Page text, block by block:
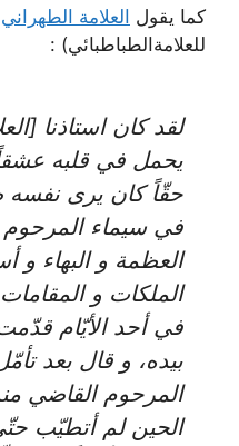
كما يقول العلامة الطهراني
للعلامةالطباطبائي) :
لقد كان استاذنا
يحمل في قلبه
حقّاً كان يرى نفسه
في سيماء المرحوم
العظمة و البهاء و
الملكات و
في أحد الأيّام
بيده، و قال بعد
المرحوم القاضي
الحين لم أتطيّب